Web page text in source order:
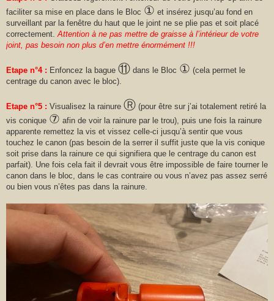
faciliter sa mise en place dans le Bloc ① et insérez jusqu’au fond en
surveillant par la fenêtre du haut que le joint ne se plie pas et soit placé
correctement. Attention à ne pas mettre de graisse à l’intérieur de votre
joint, pas besoin non plus d’en mettre énormément !!!
Etape n°4 : Enfoncez la bague ⑪ dans le Bloc ① (cela permet le
centrage du canon avec le bloc).
Etape n°5 : Visualisez la rainure Ⓡ (pour être sur j’ai totalement retiré la
vis conique ⑦ afin de voir la rainure par le trou), puis une fois la rainure
apparente remettez la vis et vissez celle-ci jusqu’à sentir que vous
touchez le canon (pas besoin de la serrer il suffit juste que la vis conique
soit prise dans la rainure ce qui signifiera que le centrage du canon est
parfait). Une fois cela fait il devrait vous être impossible de faire tourner le
canon dans le bloc, dans le cas contraire ou vous n’avez pas assez serré
ou bien vous n’êtes pas dans la rainure.